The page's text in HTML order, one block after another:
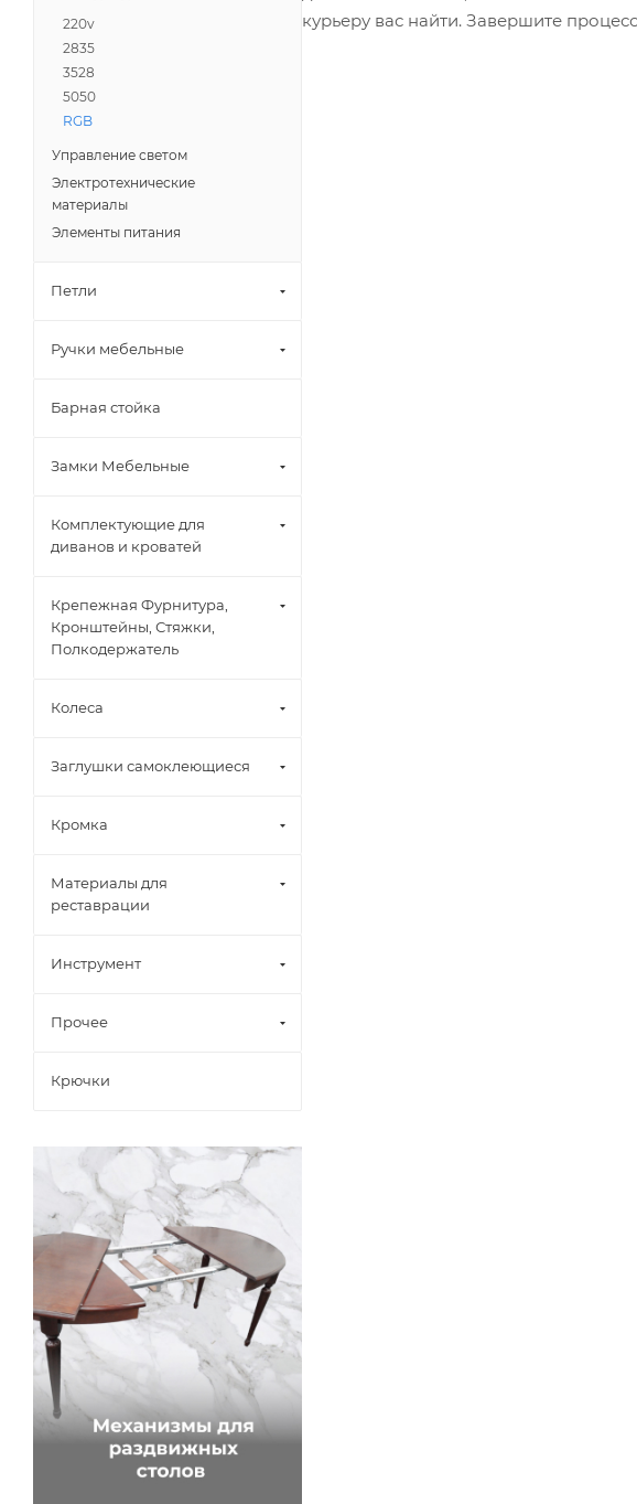
курьеру вас найти. Завершите
220v
2835
3528
5050
RGB
Управление светом
Электротехнические
материалы
Элементы питания
Петли
Ручки мебельные
Барная стойка
Замки Мебельные
Комплектующие для
диванов и кроватей
Крепежная Фурнитура,
Кронштейны, Стяжки,
Полкодержатель
Колеса
Заглушки самоклеющиеся
Кромка
Материалы для
реставрации
Инструмент
Прочее
Крючки